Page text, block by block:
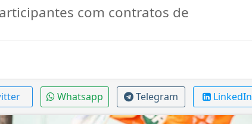
com contratos de
Whatsapp Telegram LinkedIn